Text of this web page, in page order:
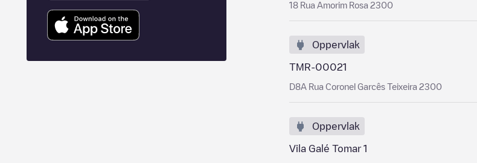
18 Rua Amorim Rosa 2300
Oppervlak
TMR-00021
D8A Rua Coronel Garcês Teixeira 2300
Oppervlak
Vila Galé Tomar 1